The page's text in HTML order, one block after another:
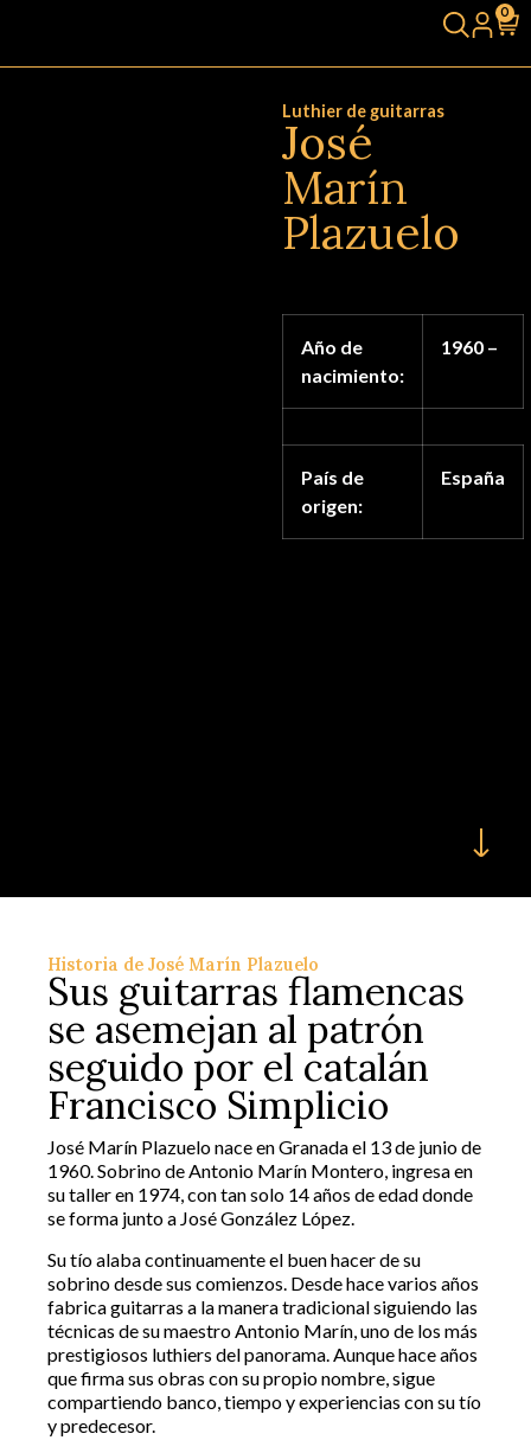
0
Luthier de guitarras
José
Marín
Plazuelo
Año de
nacimiento:
1960 –
País de
origen:
España
Historia de José Marín Plazuelo
Sus guitarras flamencas
se asemejan al patrón
seguido por el catalán
Francisco Simplicio
José Marín Plazuelo nace en Granada el 13 de junio de
1960. Sobrino de Antonio Marín Montero, ingresa en
su taller en 1974, con tan solo 14 años de edad donde
se forma junto a José González López.
Su tío alaba continuamente el buen hacer de su
sobrino desde sus comienzos. Desde hace varios años
fabrica guitarras a la manera tradicional siguiendo las
técnicas de su maestro Antonio Marín, uno de los más
prestigiosos luthiers del panorama. Aunque hace años
que firma sus obras con su propio nombre, sigue
compartiendo banco, tiempo y experiencias con su tío
y predecesor.